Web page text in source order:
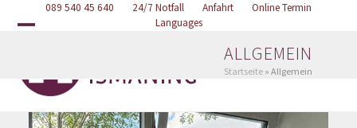
089 540 45 640 24/7 Notfall Anfahrt Online Termin
Languages
menu
menu
ALLGEMEIN
Startseite » Allgemein